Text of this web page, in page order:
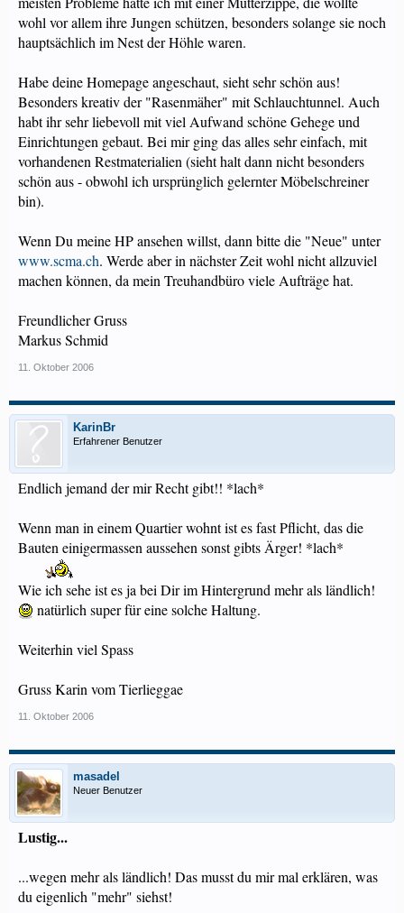
wohl vor allem ihre Jungen schützen, besonders solange sie noch
hauptsächlich im Nest der Höhle waren.
Habe deine Homepage angeschaut, sieht sehr schön aus!
Besonders kreativ der "Rasenmäher" mit Schlauchtunnel. Auch
habt ihr sehr liebevoll mit viel Aufwand schöne Gehege und
Einrichtungen gebaut. Bei mir ging das alles sehr einfach, mit
vorhandenen Restmaterialien (sieht halt dann nicht besonders
schön aus - obwohl ich ursprünglich gelernter Möbelschreiner
bin).
Wenn Du meine HP ansehen willst, dann bitte die "Neue" unter
www.scma.ch. Werde aber in nächster Zeit wohl nicht allzuviel
machen können, da mein Treuhandbüro viele Aufträge hat.
Freundlicher Gruss
Markus Schmid
11. Oktober 2006
KarinBr
Erfahrener Benutzer
Endlich jemand der mir Recht gibt!! *lach*
Wenn man in einem Quartier wohnt ist es fast Pflicht, das die
Bauten einigermassen aussehen sonst gibts Ärger! *lach*
Wie ich sehe ist es ja bei Dir im Hintergrund mehr als ländlich!
natürlich super für eine solche Haltung.
Weiterhin viel Spass
Gruss Karin vom Tierlieggae
11. Oktober 2006
masadel
Neuer Benutzer
Lustig...
...wegen mehr als ländlich! Das musst du mir mal erklären, was
du eigenlich "mehr" siehst!